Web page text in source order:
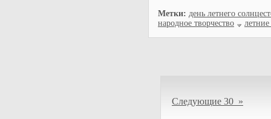
Метки: день летнего
народное творчество
Следующие 30 »